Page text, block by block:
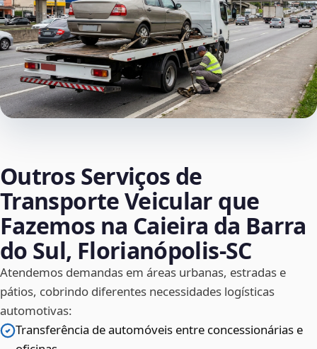
Outros Serviços de
Transporte Veicular que
Fazemos na Caieira da Barra
do Sul, Florianópolis‑SC
Atendemos demandas em áreas urbanas, estradas e
pátios, cobrindo diferentes necessidades logísticas
automotivas:
Transferência de automóveis entre concessionárias e